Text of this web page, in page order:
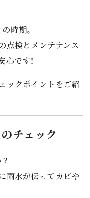
時期。
点検とメンテナンス
心です！
ックポイントをご紹
チェック
雨水が伝ってカビや